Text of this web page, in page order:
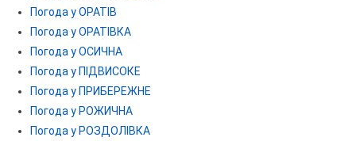
Погода у ОРАТІВ
Погода у ОРАТІВКА
Погода у ОСИЧНА
Погода у ПІДВИСОКЕ
Погода у ПРИБЕРЕЖНЕ
Погода у РОЖИЧНА
Погода у РОЗДОЛІВКА